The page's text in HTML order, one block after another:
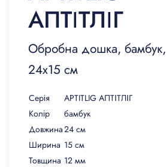
ОСВІТЛЕННЯ
КУЛІНАРНИЙ ТА
СТОЛОВИЙ ПОСУД
ТЕХНІКА
ЛІЖКА ТА МАТРАЦИ
ДІТИ І НЕМОВЛЯТА
АПТІТЛІГ
Обробна дошка, бамбук,
24x15 см
Серія
APTITLIG АПТІТЛІГ
Колір
бамбук
Довжина24 см
Ширина 15 см
Товщина 12 мм